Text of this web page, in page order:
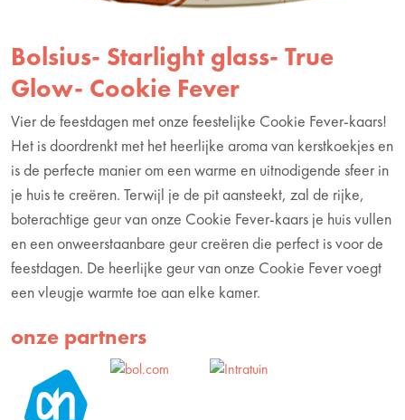
Bolsius- Starlight glass- True
Glow- Cookie Fever
Vier de feestdagen met onze feestelijke Cookie Fever-kaars!
Het is doordrenkt met het heerlijke aroma van kerstkoekjes en
is de perfecte manier om een warme en uitnodigende sfeer in
je huis te creëren. Terwijl je de pit aansteekt, zal de rijke,
boterachtige geur van onze Cookie Fever-kaars je huis vullen
en een onweerstaanbare geur creëren die perfect is voor de
feestdagen. De heerlijke geur van onze Cookie Fever voegt
een vleugje warmte toe aan elke kamer.
onze partners